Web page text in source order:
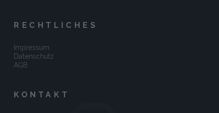
RECHTLICHES
Impressum
Datenschutz
AGB
KONTAKT